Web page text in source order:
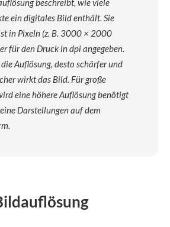
beschreibt, wie viele
ein digitales Bild enthält. Sie
in Pixeln (z. B. 3000 × 2000
für den Druck in dpi angegeben.
die Auflösung, desto schärfer und
wirkt das Bild. Für große
eine höhere Auflösung benötigt
Darstellungen auf dem